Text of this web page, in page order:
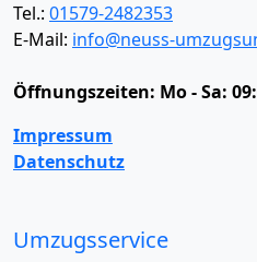
Tel.: 01579-2482353
E-Mail: info@neuss-
Öffnungszeiten: Mo - Sa:
Impressum
Datenschutz
Umzugsservice